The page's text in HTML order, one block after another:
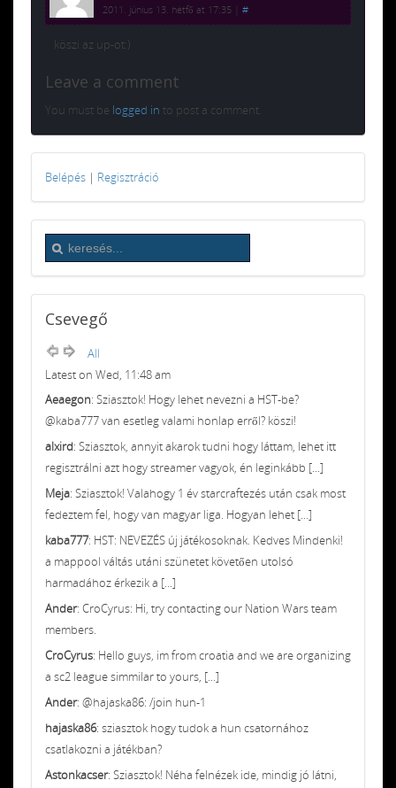
2011. június 13. hétfő at 17:35 #
köszi az up-ot:)
Leave a comment
You must be logged in to post a comment.
Belépés | Regisztráció
Csevegő
All
Latest on Wed, 11:48 am
Aeaegon: Sziasztok! Hogy lehet nevezni a HST-be?
@kaba777 van esetleg valami honlap erről? köszi!
alxird: Sziasztok, annyit akarok tudni hogy láttam, lehet itt
regisztrálni azt hogy streamer vagyok, én leginkább [...]
Meja: Sziasztok! Valahogy 1 év starcraftezés után csak most
fedeztem fel, hogy van magyar liga. Hogyan lehet [...]
kaba777: HST: NEVEZÉS új játékosoknak. Kedves Mindenki!
a mappool váltás utáni szünetet követően utolsó
harmadához érkezik a [...]
Ander: CroCyrus: Hi, try contacting our Nation Wars team
members.
CroCyrus: Hello guys, im from croatia and we are organizing
a sc2 league simmilar to yours, [...]
Ander: @hajaska86: /join hun-1
hajaska86: sziasztok hogy tudok a hun csatornához
csatlakozni a játékban?
Astonkacser: Sziasztok! Néha felnézek ide, mindig jó látni,